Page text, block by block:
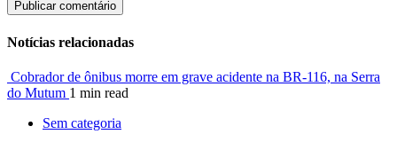
Notícias relacionadas
Cobrador de ônibus morre em grave acidente na BR-116, na Serra
do Mutum 1 min read
Sem categoria